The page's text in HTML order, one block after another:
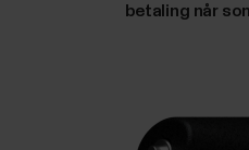
betaling når